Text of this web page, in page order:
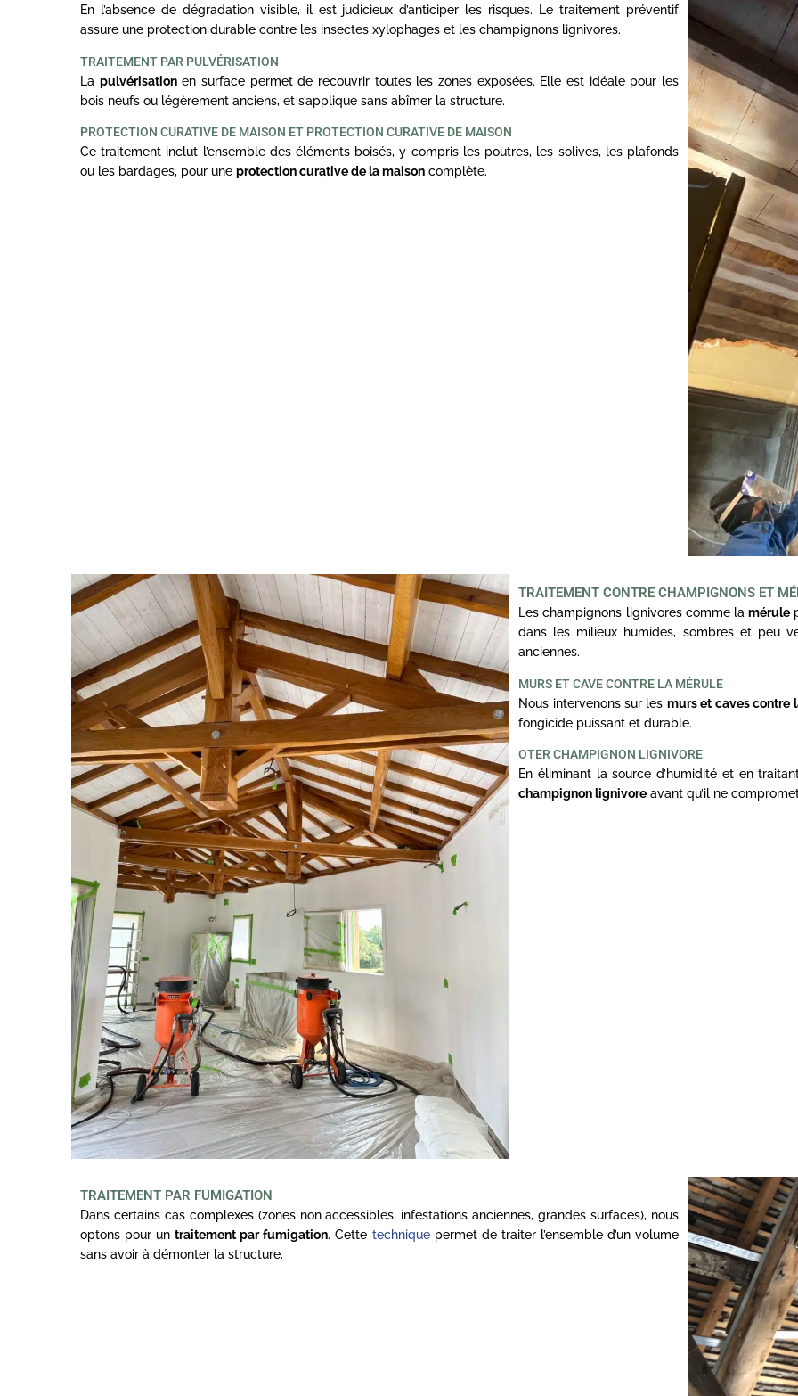
En l’absence de dégradation visible, il est judicieux d’anticiper les risques. Le traitement préventif
assure une protection durable contre les insectes xylophages et les champignons lignivores.
TRAITEMENT PAR PULVÉRISATION
La pulvérisationen surface permet de recouvrir toutes les zones exposées. Elle est idéale pour les
bois neufs ou légèrement anciens, et s’applique sans abîmer la structure.
PROTECTION CURATIVE DE MAISON ET PROTECTION CURATIVE DE MAISON
Ce traitement inclut l’ensemble des éléments boisés, y compris les poutres, les solives, les plafonds
ou les bardages, pour une protection curative de la maison complète.
TRAITEMENT CONTRE CHAMPIGNONS ET
Les champignons lignivores comme lamérule
dans les milieux humides, sombres et peu
anciennes.
MURS ET CAVE CONTRE LA MÉRULE
Nous intervenons sur les murs et caves contre
fongicide puissant et durable.
OTER CHAMPIGNON LIGNIVORE
En éliminant la source d’humidité et en
champignon lignivore avant qu’il ne
TRAITEMENT PAR FUMIGATION
Dans certains cas complexes (zones non accessibles, infestations anciennes, grandes surfaces), nous
optons pour untraitement par fumigation. Cette techniquepermet de traiter l’ensemble d’un volume
sans avoir à démonter la structure.